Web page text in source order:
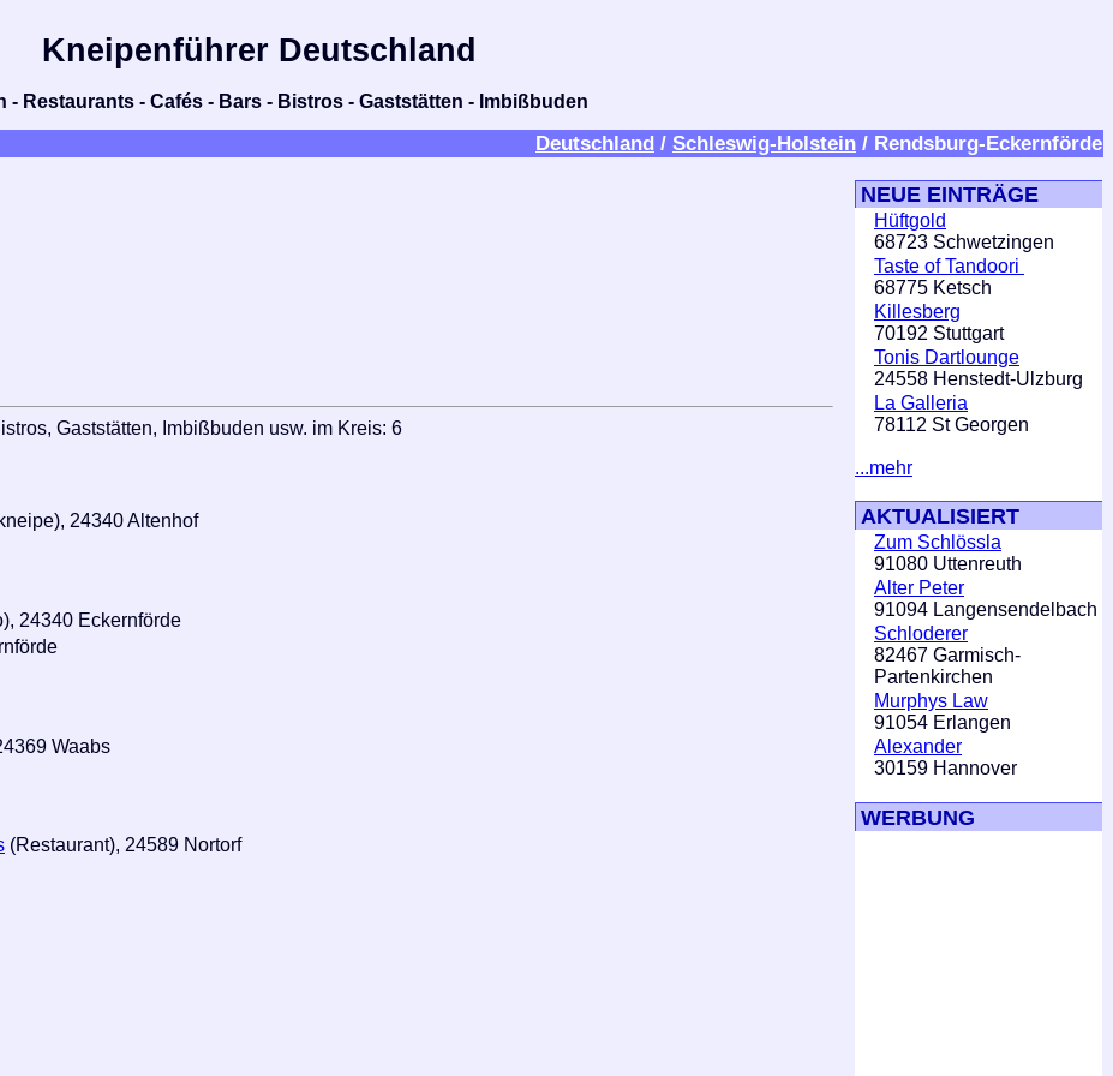
Kneipenführer Deutschland
- Restaurants - Cafés - Bars - Bistros - Gaststätten - Imbißbuden
Deutschland / Schleswig-Holstein / Rendsburg-Eckernförde
Gaststätten, Imbißbuden usw. im Kreis: 6
24340 Altenhof
24340 Eckernförde
Waabs
(Restaurant), 24589 Nortorf
NEUE EINTRÄGE
Hüftgold
68723 Schwetzingen
Taste of Tandoori
68775 Ketsch
Killesberg
70192 Stuttgart
Tonis Dartlounge
24558 Henstedt-Ulzburg
La Galleria
78112 St Georgen
...mehr
AKTUALISIERT
Zum Schlössla
91080 Uttenreuth
Alter Peter
91094 Langensendelbach
Schloderer
82467 Garmisch-
Partenkirchen
Murphys Law
91054 Erlangen
Alexander
30159 Hannover
WERBUNG